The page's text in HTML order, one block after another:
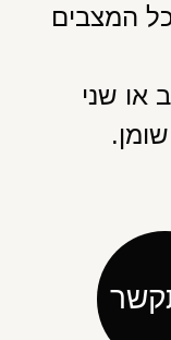
המצבים
או שני